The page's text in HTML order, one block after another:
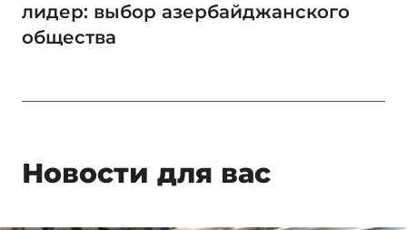
лидер: выбор азербайджанского
общества
Новости для вас